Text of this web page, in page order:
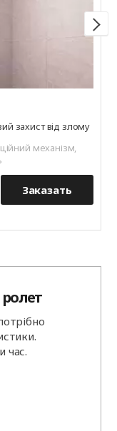
захист від злому
механізм,
Заказать
час.